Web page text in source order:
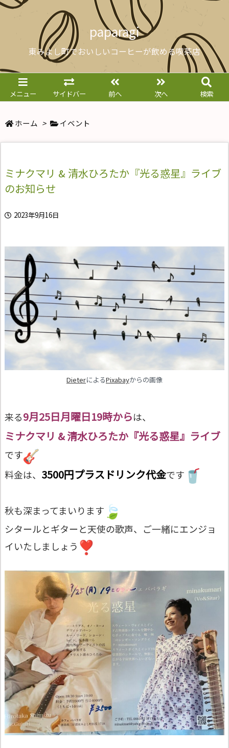
paparagi
東みよし町でおいしいコーヒーが飲める喫茶店
メニュー サイドバー 前へ 次へ 検索
ホーム > イベント
ミナクマリ & 清水ひろたか『光る惑星』ライブ
のお知らせ
2023年9月16日
DieterによるPixabayからの画像
来る9月25日月曜日19時からは、
ミナクマリ & 清水ひろたか『光る惑星』ライブ
です
料金は、 3500円プラスドリンク代金です
秋も深まってまいります
シタールとギターと天使の歌声、 ご一緒にエンジョ
イいたしましょう